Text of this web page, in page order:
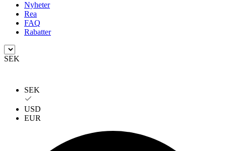
Nyheter
Rea
FAQ
Rabatter
SEK
SEK
USD
EUR